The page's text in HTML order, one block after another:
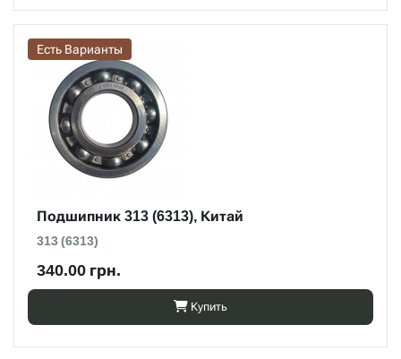
Есть Варианты
Подшипник 313 (6313), Китай
313 (6313)
340.00 грн.
Купить